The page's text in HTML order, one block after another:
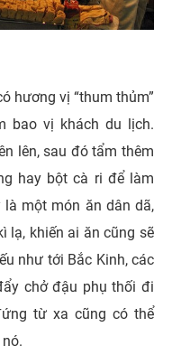
hương vị “thum thủm”
bao vị khách du lịch.
lên, sau đó tẩm thêm
hay bột cà ri để làm
một món ăn dân dã,
lạ, khiến ai ăn cũng sẽ
như tới Bắc Kinh, các
chở đậu phụ thối đi
từ xa cũng có thể